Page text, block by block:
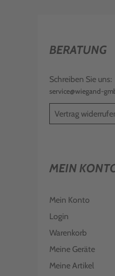
BERATUNG
Schreiben Sie uns:
service@wiegand-
Vertrag
MEIN
Mein Konto
Login
Warenkorb
Meine Geräte
Meine Artikel